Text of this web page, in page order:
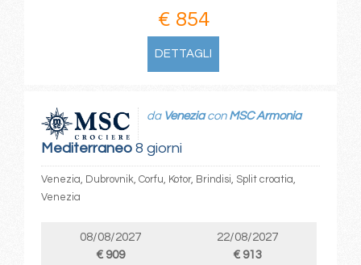
€ 854
DETTAGLI
Mediterraneo8 giorni
da Veneziacon MSC Armonia
Venezia, Dubrovnik, Corfu, Kotor, Brindisi, Split croatia,
Venezia
08/08/2027
€ 909
22/08/2027
€ 913